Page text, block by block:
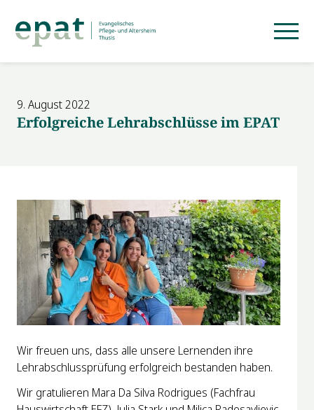
9. August 2022
Erfolgreiche Lehrabschlüsse im EPAT
Wir freuen uns, dass alle unsere Lernenden ihre
Lehrabschlussprüfung erfolgreich bestanden haben.
Wir gratulieren Mara Da Silva Rodrigues (Fachfrau